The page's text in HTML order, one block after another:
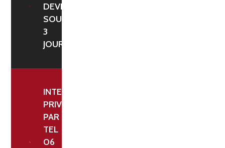
DEVIS
SOUS
3
JOURS
INTERLOCUTEUR
PRIVILÉGIÉ
PAR
TEL
06